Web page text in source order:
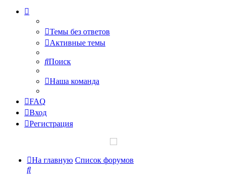
Темы без ответов
Активные темы
Поиск
Наша команда
FAQ
Вход
Регистрация
На главную Список форумов
Поиск